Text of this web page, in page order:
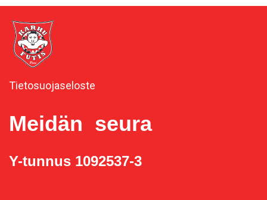
Tietosuojaseloste
Meidän seura
Y-tunnus 1092537-3